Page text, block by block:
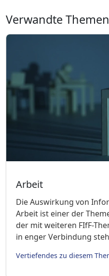
Verwandte Themen
Arbeit
Die Auswirkung von
Arbeit ist einer der
der mit weiteren FIfF-
in enger Verbindung
Vertiefendes zu diesem